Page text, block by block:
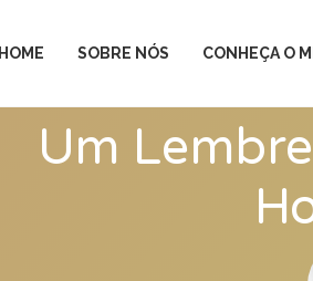
HOME SOBRE NÓS CONHEÇA O
Um